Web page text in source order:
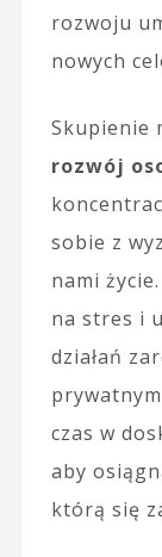
rozwoju
nowych
Skupienie
rozwój
sobie z
nami
na stres i
działań
czas w
aby
którą się